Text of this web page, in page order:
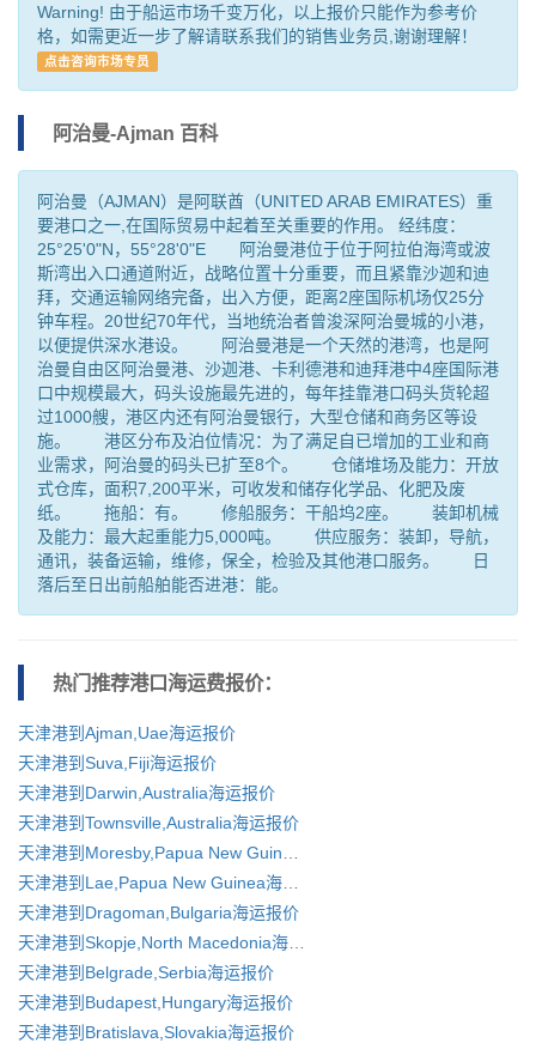
Warning! 由于船运市场千变万化，以上报价只能作为参考价
格，如需更近一步了解请联系我们的销售业务员,谢谢理解！
点击咨询市场专员
阿治曼-Ajman 百科
阿治曼（AJMAN）是阿联酋（UNITED ARAB EMIRATES）重
要港口之一,在国际贸易中起着至关重要的作用。 经纬度：
25°25'0"N，55°28'0"E 阿治曼港位于位于阿拉伯海湾或波
斯湾出入口通道附近，战略位置十分重要，而且紧靠沙迦和迪
拜，交通运输网络完备，出入方便，距离2座国际机场仅25分
钟车程。20世纪70年代，当地统治者曾浚深阿治曼城的小港，
以便提供深水港设。 阿治曼港是一个天然的港湾，也是阿
治曼自由区阿治曼港、沙迦港、卡利德港和迪拜港中4座国际港
口中规模最大，码头设施最先进的，每年挂靠港口码头货轮超
过1000艘，港区内还有阿治曼银行，大型仓储和商务区等设
施。 港区分布及泊位情况：为了满足自已增加的工业和商
业需求，阿治曼的码头已扩至8个。 仓储堆场及能力：开放
式仓库，面积7,200平米，可收发和储存化学品、化肥及废
纸。 拖船：有。 修船服务：干船坞2座。 装卸机械
及能力：最大起重能力5,000吨。 供应服务：装卸，导航，
通讯，装备运输，维修，保全，检验及其他港口服务。 日
落后至日出前船舶能否进港：能。
热门推荐港口海运费报价：
天津港到Ajman,Uae海运报价
天津港到Suva,Fiji海运报价
天津港到Darwin,Australia海运报价
天津港到Townsville,Australia海运报价
天津港到Dragoman,Bulgaria海运报价
天津港到Belgrade,Serbia海运报价
天津港到Budapest,Hungary海运报价
天津港到Bratislava,Slovakia海运报价